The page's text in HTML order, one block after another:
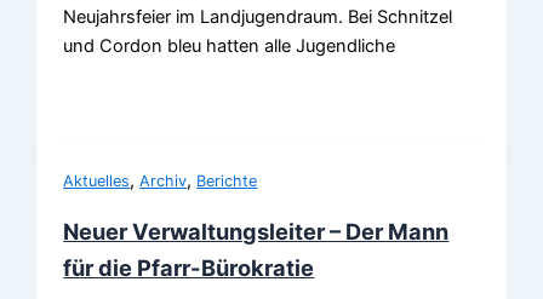
Neujahrsfeier im Landjugendraum. Bei Schnitzel
und Cordon bleu hatten alle Jugendliche
Aktuelles,Archiv, Berichte
Neuer Verwaltungsleiter – Der Mann
für die Pfarr-Bürokratie